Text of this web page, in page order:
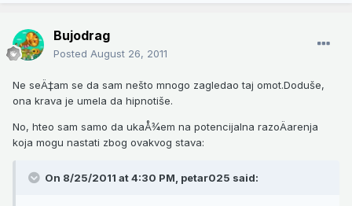
Bujodrag
Posted August 26, 2011
Ne seÄ‡am se da sam nešto mnogo zagledao taj omot.Doduše,
ona krava je umela da hipnotiše.
No, hteo sam samo da ukaÅ¾em na potencijalna razoÄarenja
koja mogu nastati zbog ovakvog stava:
On 8/25/2011 at 4:30 PM, petar025 said: